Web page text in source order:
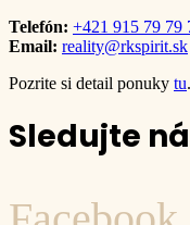
Telefón: +421 915 79 79
Email: reality@rkspirit.sk
Pozrite si detail ponuky tu.
Sledujte